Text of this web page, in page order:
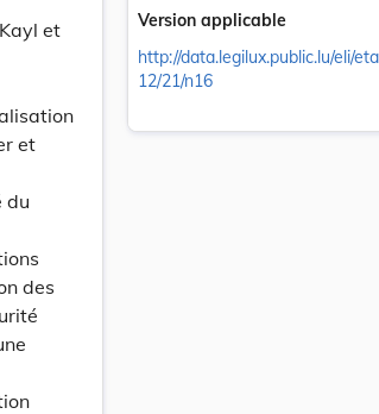
et
et
du
des
Version applicable
http://data.legilux.public.lu/eli/
12/21/n16